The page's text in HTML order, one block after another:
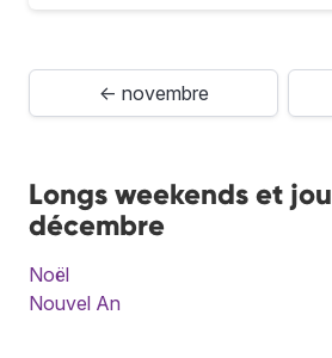
← novembre
Longs weekends et
décembre
Noël
Nouvel An